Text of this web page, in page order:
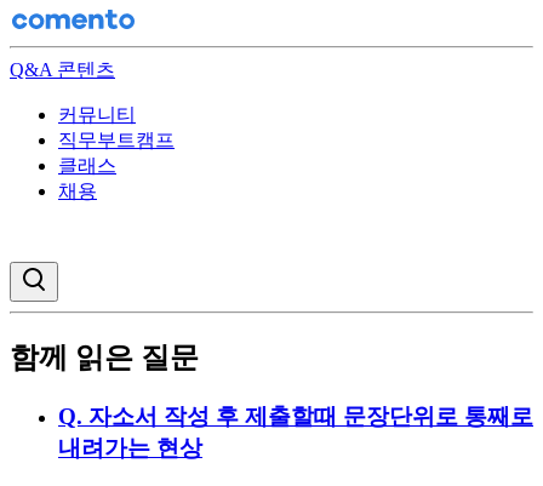
Q&A 콘텐츠
커뮤니티
직무부트캠프
클래스
채용
함께 읽은 질문
Q. 자소서 작성 후 제출할때 문장단위로 통째로
내려가는 현상